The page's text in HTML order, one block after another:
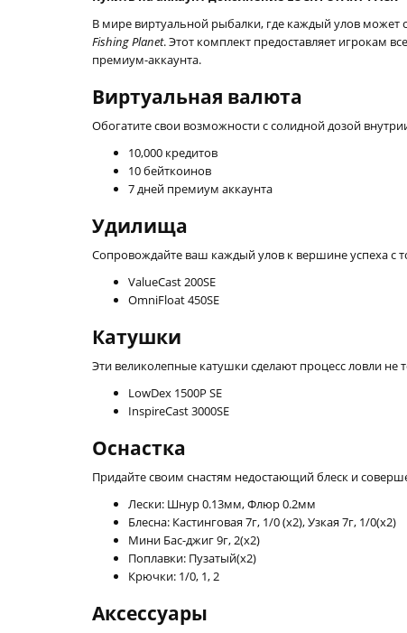
В мире виртуальной рыбалки, где каждый улов может
Fishing Planet. Этот комплект предоставляет игрокам
премиум-аккаунта.
Виртуальная валюта
Обогатите свои возможности с солидной дозой
10,000 кредитов
10 бейткоинов
7 дней премиум аккаунта
Удилища
Сопровождайте ваш каждый улов к вершине успеха
ValueCast 200SE
OmniFloat 450SE
Катушки
Эти великолепные катушки сделают процесс ловли
LowDex 1500P SE
InspireCast 3000SE
Оснастка
Придайте своим снастям недостающий блеск и
Лески: Шнур 0.13мм, Флюр 0.2мм
Блесна: Кастинговая 7г, 1/0 (x2), Узкая 7г, 1/0(x2)
Мини Бас-джиг 9г, 2(x2)
Поплавки: Пузатый(х2)
Крючки: 1/0, 1, 2
Аксессуары